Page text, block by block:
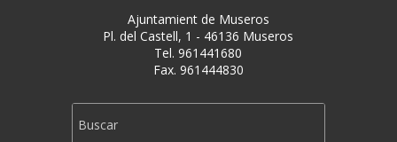
Ajuntamient de Museros
Pl. del Castell, 1 - 46136 Museros
Tel. 961441680
Fax. 961444830